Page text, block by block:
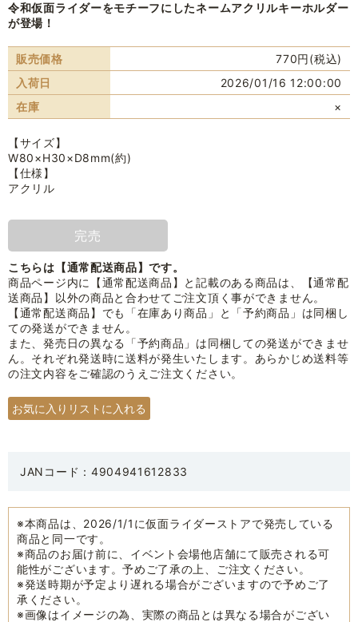
令和仮面ライダーをモチーフにしたネームアクリルキーホルダー
が登場！
販売価格
770円(税込)
入荷日
2026/01/16 12:00:00
在庫
×
【サイズ】
W80×H30×D8mm(約)
【仕様】
アクリル
完売
こちらは【通常配送商品】です。
商品ページ内に【通常配送商品】と記載のある商品は、【通常配
送商品】以外の商品と合わせてご注文頂く事ができません。
【通常配送商品】でも「在庫あり商品」と「予約商品」は同梱し
ての発送ができません。
また、発売日の異なる「予約商品」は同梱しての発送ができませ
ん。それぞれ発送時に送料が発生いたします。あらかじめ送料等
の注文内容をご確認のうえご注文ください。
JANコード：4904941612833
※本商品は、2026/1/1に仮面ライダーストアで発売している
商品と同一です。
※商品のお届け前に、イベント会場他店舗にて販売される可
能性がございます。予めご了承の上、ご注文ください。
※発送時期が予定より遅れる場合がございますので予めご了
承ください。
※画像はイメージの為、実際の商品とは異なる場合がござい